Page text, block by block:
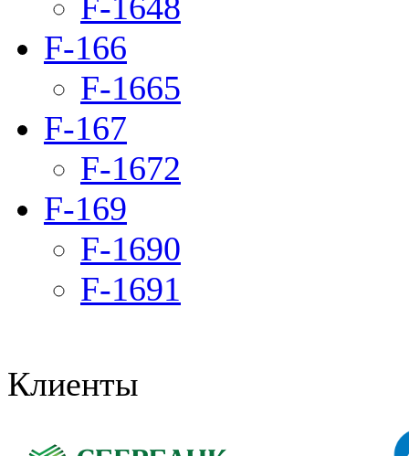
F-166
F-1665
F-167
F-1672
F-169
F-1690
F-1691
Клиенты